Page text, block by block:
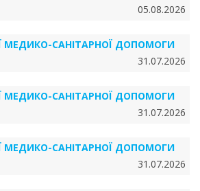
05.08.2026
МЕДИКО-САНІТАРНОЇ ДОПОМОГИ
31.07.2026
МЕДИКО-САНІТАРНОЇ ДОПОМОГИ
31.07.2026
МЕДИКО-САНІТАРНОЇ ДОПОМОГИ
31.07.2026